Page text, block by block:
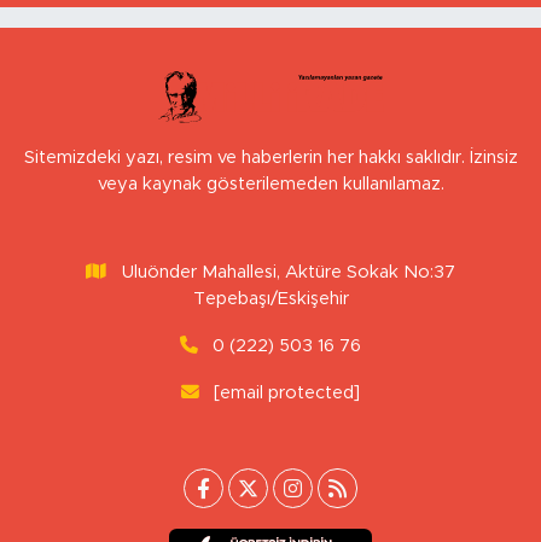
Sitemizdeki yazı, resim ve haberlerin her hakkı saklıdır. İzinsiz
veya kaynak gösterilemeden kullanılamaz.
Uluönder Mahallesi, Aktüre Sokak No:37
Tepebaşı/Eskişehir
0 (222) 503 16 76
[email protected]